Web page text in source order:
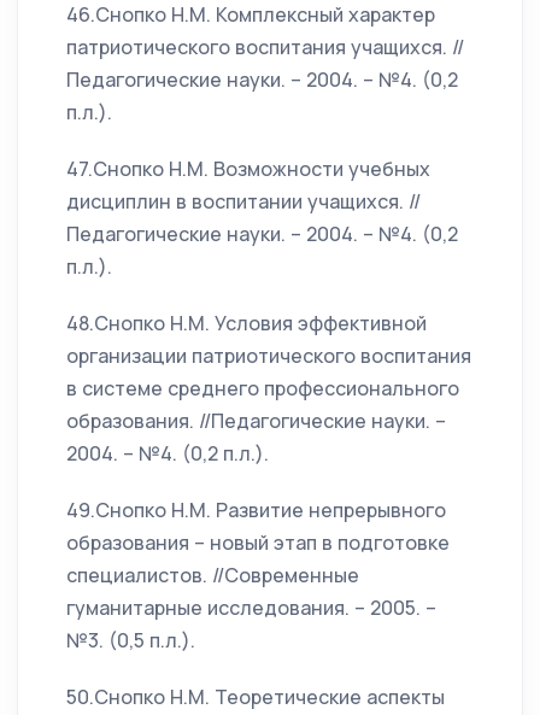
46.Снопко Н.М. Комплексный характер
патриотического воспитания учащихся. //
Педагогические науки. – 2004. – №4. (0,2
п.л.).
47.Снопко Н.М. Возможности учебных
дисциплин в воспитании учащихся. //
Педагогические науки. – 2004. – №4. (0,2
п.л.).
48.Снопко Н.М. Условия эффективной
организации патриотического воспитания
в системе среднего профессионального
образования. //Педагогические науки. –
2004. – №4. (0,2 п.л.).
49.Снопко Н.М. Развитие непрерывного
образования – новый этап в подготовке
специалистов. //Современные
гуманитарные исследования. – 2005. –
№3. (0,5 п.л.).
50.Снопко Н.М. Теоретические аспекты